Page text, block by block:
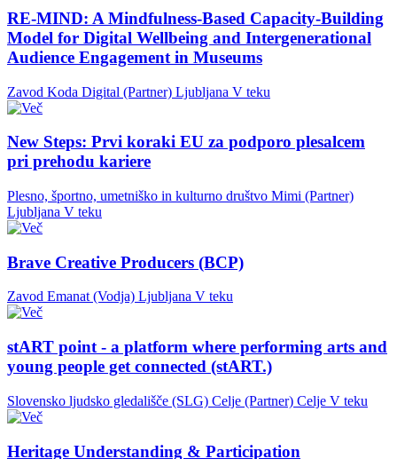
RE-MIND: A Mindfulness-Based Capacity-Building
Model for Digital Wellbeing and Intergenerational
Audience Engagement in Museums
Zavod Koda Digital (Partner) Ljubljana V teku
New Steps: Prvi koraki EU za podporo plesalcem
pri prehodu kariere
Plesno, športno, umetniško in kulturno društvo Mimi (Partner)
Ljubljana V teku
Brave Creative Producers (BCP)
Zavod Emanat (Vodja) Ljubljana V teku
stART point - a platform where performing arts and
young people get connected (stART.)
Slovensko ljudsko gledališče (SLG) Celje (Partner) Celje V teku
Heritage Understanding & Participation